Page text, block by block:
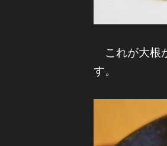
これが大根
す。